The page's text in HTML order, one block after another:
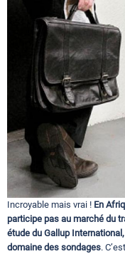
Régions
Hotels
Evenements
Contact
Incroyable mais vrai ! En
participe pas au marché du
étude du Gallup
domaine des sondages.